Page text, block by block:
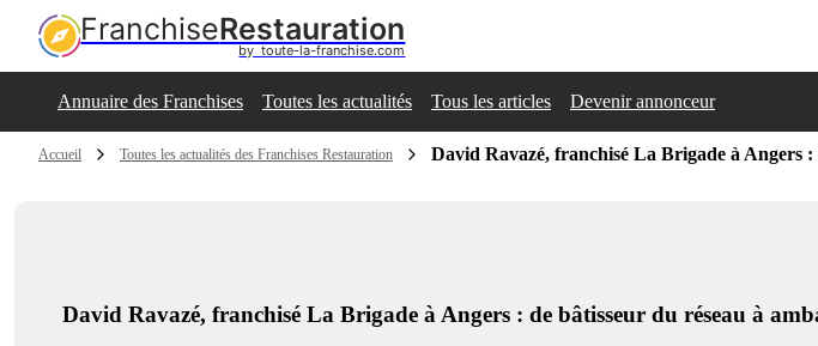
FranchiseRestauration
by  toute-la-franchise.com
Annuaire des Franchises Toutes les actualités Tous les articles Devenir annonceur
Accueil Toutes les actualités des Franchises Restauration David Ravazé, franchisé La Brigade à Angers
David Ravazé, franchisé La Brigade à Angers : de bâtisseur du réseau à